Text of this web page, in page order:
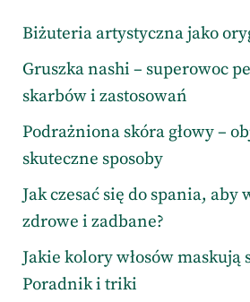
Biżuteria artystyczna jako
Gruszka nashi – superowoc
skarbów i zastosowań
Podrażniona skóra głowy –
skuteczne sposoby
Jak czesać się do spania, aby
zdrowe i zadbane?
Jakie kolory włosów maskują
Poradnik i triki